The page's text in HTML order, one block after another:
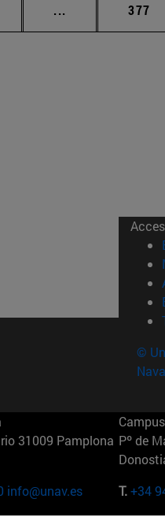
... Páginas Página
377
©
31009 Pamplona
info@unav.es
Pº de
T.+34